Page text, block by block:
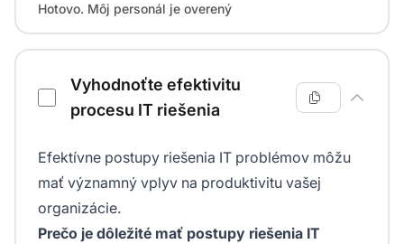
Hotovo. Môj personál je overený
Vyhodnoťte efektivitu
procesu IT riešenia
Efektívne postupy riešenia IT problémov môžu
mať významný vplyv na produktivitu vašej
organizácie.
Prečo je dôležité mať postupy riešenia IT